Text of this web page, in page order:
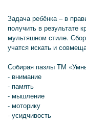
Задача ребёнка – в
получить в результате
мультяшном стиле.
учатся искать и
Собирая пазлы ТМ
- внимание
- память
- мышление
- моторику
- усидчивость